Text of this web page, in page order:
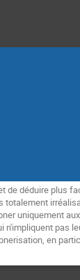
de déduire plus
totalement
uniquement
n'impliquent pas
en